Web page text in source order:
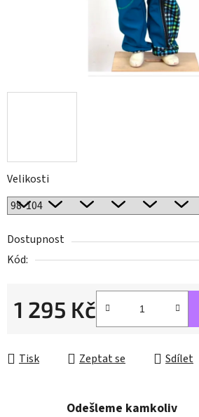
Velikosti
Dostupnost
Kód:
1 295 Kč
Tisk Zeptat se Sdílet
Odešleme kamkoliv